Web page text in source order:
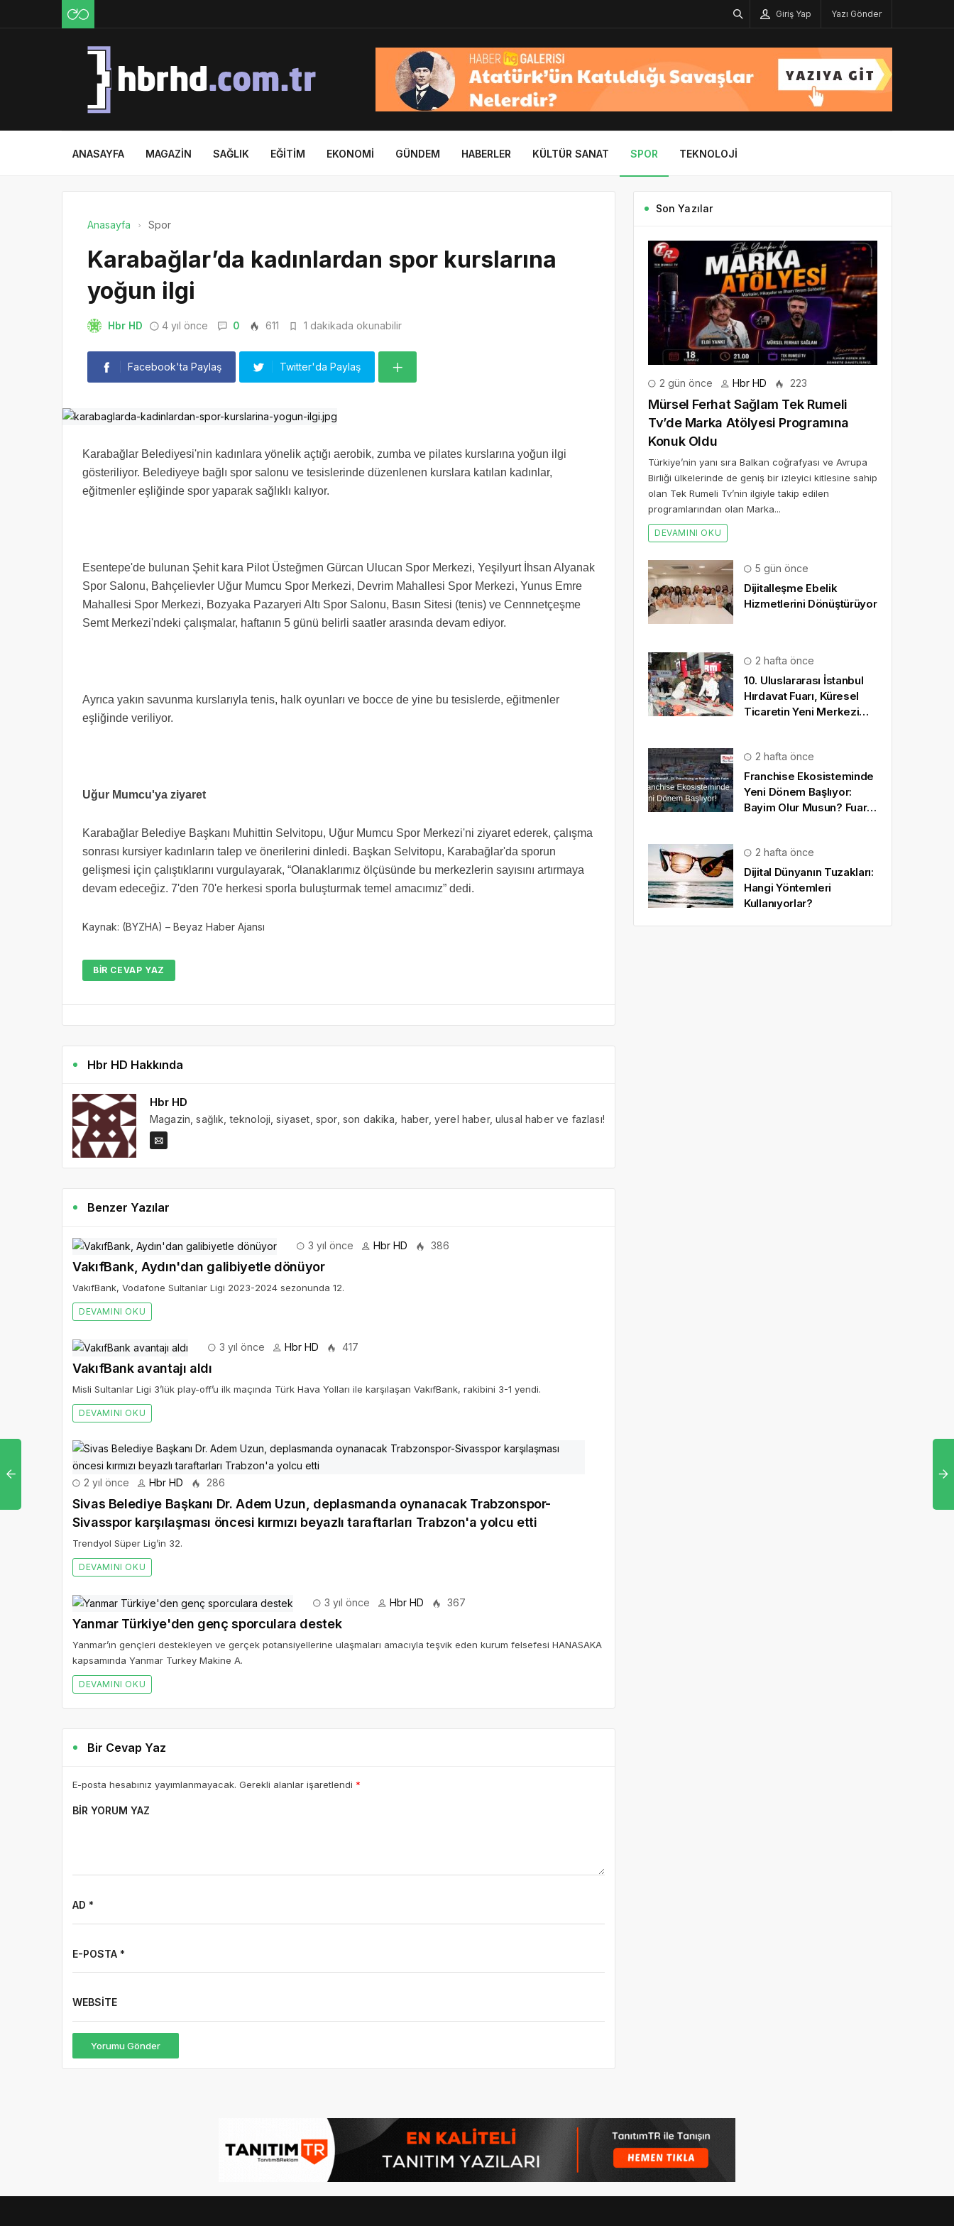
Giriş Yap Yazı Gönder
ANASAYFA MAGAZIN SAĞLIK EĞITIM EKONOMI GÜNDEM HABERLER KÜLTÜR SANAT SPOR TEKNOLOJI
Anasayfa Spor
Karabağlar’da kadınlardan spor kurslarına
yoğun ilgi
Hbr HD 4 yıl önce 0 611 1 dakikada okunabilir
Facebook'ta Paylaş Twitter'da Paylaş
Karabağlar Belediyesi'nin kadınlara yönelik açtığı aerobik, zumba ve pilates kurslarına yoğun ilgi
gösteriliyor. Belediyeye bağlı spor salonu ve tesislerinde düzenlenen kurslara katılan kadınlar,
eğitmenler eşliğinde spor yaparak sağlıklı kalıyor.
Esentepe'de bulunan Şehit kara Pilot Üsteğmen Gürcan Ulucan Spor Merkezi, Yeşilyurt İhsan Alyanak
Spor Salonu, Bahçelievler Uğur Mumcu Spor Merkezi, Devrim Mahallesi Spor Merkezi, Yunus Emre
Mahallesi Spor Merkezi, Bozyaka Pazaryeri Altı Spor Salonu, Basın Sitesi (tenis) ve Cennnetçeşme
Semt Merkezi'ndeki çalışmalar, haftanın 5 günü belirli saatler arasında devam ediyor.
Ayrıca yakın savunma kurslarıyla tenis, halk oyunları ve bocce de yine bu tesislerde, eğitmenler
eşliğinde veriliyor.
Uğur Mumcu'ya ziyaret
Karabağlar Belediye Başkanı Muhittin Selvitopu, Uğur Mumcu Spor Merkezi'ni ziyaret ederek, çalışma
sonrası kursiyer kadınların talep ve önerilerini dinledi. Başkan Selvitopu, Karabağlar'da sporun
gelişmesi için çalıştıklarını vurgulayarak, “Olanaklarımız ölçüsünde bu merkezlerin sayısını artırmaya
devam edeceğiz. 7'den 70'e herkesi sporla buluşturmak temel amacımız” dedi.
Kaynak: (BYZHA) – Beyaz Haber Ajansı
BIR CEVAP YAZ
Hbr HD Hakkında
Hbr HD
Magazin, sağlık, teknoloji, siyaset, spor, son dakika, haber, yerel haber, ulusal haber ve fazlası!
Benzer Yazılar
3 yıl önce Hbr HD 386
VakıfBank, Aydın'dan galibiyetle dönüyor
VakıfBank, Vodafone Sultanlar Ligi 2023-2024 sezonunda 12.
DEVAMINI OKU
3 yıl önce Hbr HD 417
VakıfBank avantajı aldı
Misli Sultanlar Ligi 3’lük play-off’u ilk maçında Türk Hava Yolları ile karşılaşan VakıfBank, rakibini 3-1 yendi.
DEVAMINI OKU
2 yıl önce Hbr HD 286
Sivas Belediye Başkanı Dr. Adem Uzun, deplasmanda oynanacak Trabzonspor-
Sivasspor karşılaşması öncesi kırmızı beyazlı taraftarları Trabzon'a yolcu etti
Trendyol Süper Lig’in 32.
DEVAMINI OKU
3 yıl önce Hbr HD 367
Yanmar Türkiye'den genç sporculara destek
Yanmar’ın gençleri destekleyen ve gerçek potansiyellerine ulaşmaları amacıyla teşvik eden kurum felsefesi HANASAKA
kapsamında Yanmar Turkey Makine A.
DEVAMINI OKU
Bir Cevap Yaz
E-posta hesabınız yayımlanmayacak. Gerekli alanlar işaretlendi *
BIR YORUM YAZ
AD *
E-POSTA *
WEBSITE
Yorumu Gönder
Son Yazılar
2 gün önce Hbr HD 223
Mürsel Ferhat Sağlam Tek Rumeli
Tv’de Marka Atölyesi Programına
Konuk Oldu
Türkiye’nin yanı sıra Balkan coğrafyası ve Avrupa
Birliği ülkelerinde de geniş bir izleyici kitlesine sahip
olan Tek Rumeli Tv’nin ilgiyle takip edilen
programlarından olan Marka...
DEVAMINI OKU
5 gün önce
Dijitalleşme Ebelik
Hizmetlerini Dönüştürüyor
2 hafta önce
10. Uluslararası İstanbul
Hırdavat Fuarı, Küresel
Ticaretin Yeni Merkezi
2 hafta önce
Franchise Ekosisteminde
Yeni Dönem Başlıyor:
Bayim Olur Musun? Fuarı
2 hafta önce
Dijital Dünyanın Tuzakları:
Hangi Yöntemleri
Kullanıyorlar?